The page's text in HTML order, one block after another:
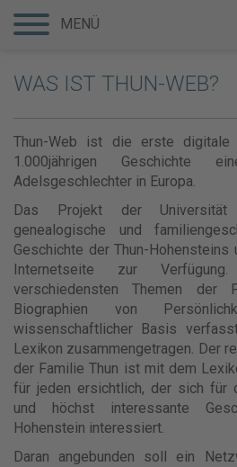
WAS IST THUN-WEB?
Thun-Web ist die erste digitale
1.000jährigen Geschichte
Adelsgeschlechter in Europa.
Das Projekt der Universität
genealogische und
Geschichte der Thun-
Internetseite zur
verschiedensten Themen der
Biographien von
wissenschaftlicher Basis
Lexikon zusammengetragen. Der
der Familie Thun ist mit dem
für jeden ersichtlich, der sich für
und höchst interessante
Hohenstein interessiert.
Daran angebunden soll ein
MENÜ